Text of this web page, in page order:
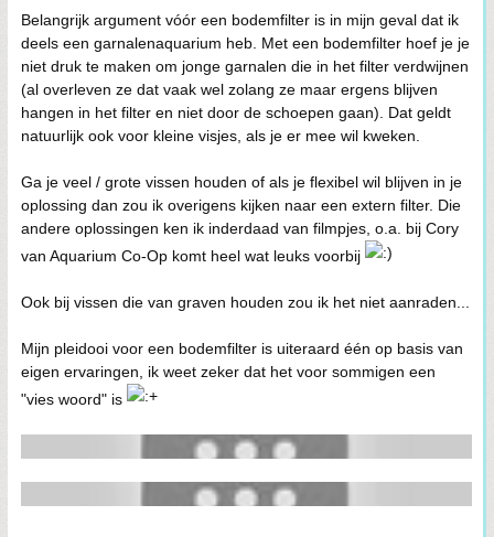
Belangrijk argument vóór een bodemfilter is in mijn geval dat ik
deels een garnalenaquarium heb. Met een bodemfilter hoef je je
niet druk te maken om jonge garnalen die in het filter verdwijnen
(al overleven ze dat vaak wel zolang ze maar ergens blijven
hangen in het filter en niet door de schoepen gaan). Dat geldt
natuurlijk ook voor kleine visjes, als je er mee wil kweken.
Ga je veel / grote vissen houden of als je flexibel wil blijven in je
oplossing dan zou ik overigens kijken naar een extern filter. Die
andere oplossingen ken ik inderdaad van filmpjes, o.a. bij Cory
van Aquarium Co-Op komt heel wat leuks voorbij
Ook bij vissen die van graven houden zou ik het niet aanraden...
Mijn pleidooi voor een bodemfilter is uiteraard één op basis van
eigen ervaringen, ik weet zeker dat het voor sommigen een
"vies woord" is